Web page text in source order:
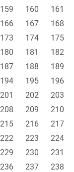
159 160 161
166 167 168
173 174 175
180 181 182
187 188 189
194 195 196
201 202 203
208 209 210
215 216 217
222 223 224
229 230 231
236 237 238